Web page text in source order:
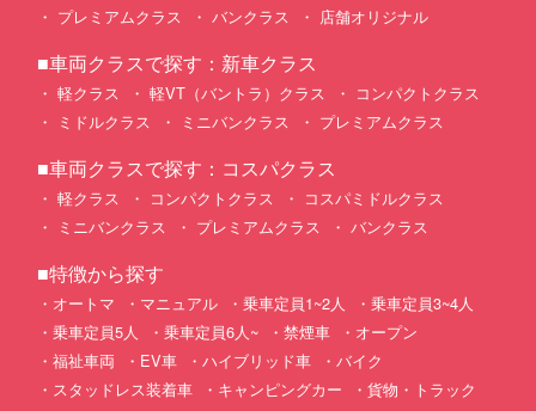
プレミアムクラス
バンクラス 店舗オリジナル
■車両クラスで探す：新車クラス
軽クラス 軽VT（バントラ）クラス
コンパクトクラス
ミドルクラス
ミニバンクラス プレミアムクラス
■車両クラスで探す：コスパクラス
軽クラス コンパクトクラス
コスパミドルクラス
ミニバンクラス
プレミアムクラス バンクラス
■特徴から探す
オートマ マニュアル 乗車定員1~2人
乗車定員3~4人
乗車定員5人
乗車定員6人~ 禁煙車
オープン
福祉車両
EV車 ハイブリッド車
バイク
スタッドレス装着車
キャンピングカー
貨物・トラック